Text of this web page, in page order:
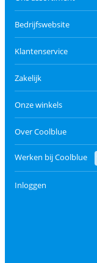
Bedrijfswebsite
Klantenservice
Zakelijk
Onze winkels
Over Coolblue
Werken bij Coolblue
Inloggen